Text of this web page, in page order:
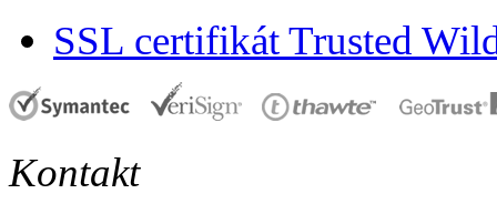
SSL certifikát Trusted
Kontakt